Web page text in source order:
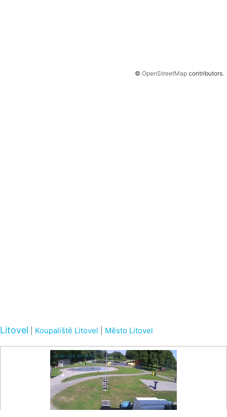
© OpenStreetMap contributors.
Litovel Koupaliště Litovel Město Litovel